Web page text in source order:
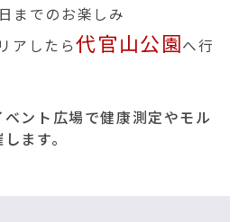
までのお楽しみ
アしたら代官山公園へ行
ント広場で健康測定やモル
ます。